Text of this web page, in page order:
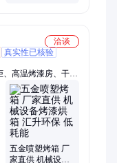
洽谈
真实性已核验
、高温烤漆房、干式
房、工业高温烤漆
塑回收机、移动伸
设备、活性炭环保
设备、催化燃烧一
五金喷塑烤箱 厂
家直供 机械设备